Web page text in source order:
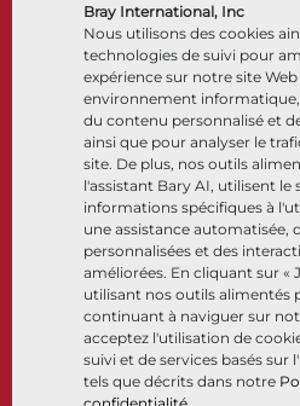
Bray International, Inc
Nous utilisons des cookies
technologies de suivi pour
expérience sur notre site
environnement
du contenu personnalisé et
ainsi que pour analyser le
site. De plus, nos outils
l'assistant Bary AI, utilisent le
informations spécifiques à
une assistance automatisée,
personnalisées et des
améliorées. En cliquant sur «
utilisant nos outils alimentés
continuant à naviguer sur
acceptez l'utilisation de
suivi et de services basés sur
tels que décrits dans notre
Accessoires de contrôle
Cryogénique
Entreprise
À propos
Sites
Partenariats
Développement durable
Portail clients
Suivez-nous